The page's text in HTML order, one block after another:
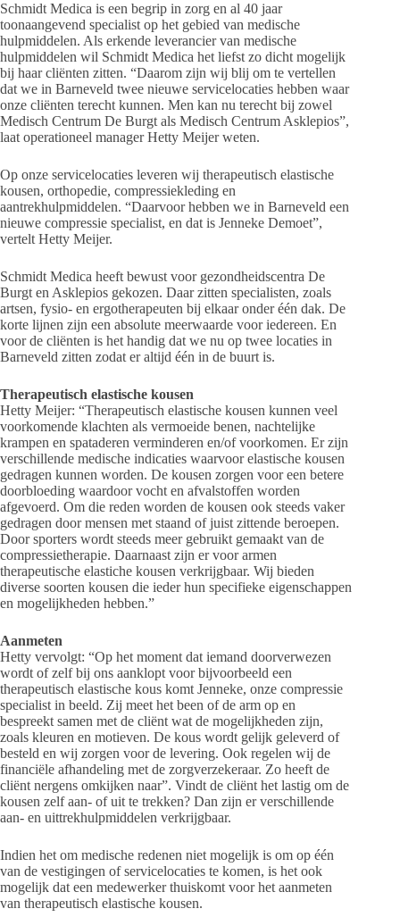
Schmidt Medica is een begrip in zorg en al 40 jaar
toonaangevend specialist op het gebied van medische
hulpmiddelen. Als erkende leverancier van medische
hulpmiddelen wil Schmidt Medica het liefst zo dicht mogelijk
bij haar cliënten zitten. “Daarom zijn wij blij om te vertellen
dat we in Barneveld twee nieuwe servicelocaties hebben waar
onze cliënten terecht kunnen. Men kan nu terecht bij zowel
Medisch Centrum De Burgt als Medisch Centrum Asklepios”,
laat operationeel manager Hetty Meijer weten.
Op onze servicelocaties leveren wij therapeutisch elastische
kousen, orthopedie, compressiekleding en
aantrekhulpmiddelen. “Daarvoor hebben we in Barneveld een
nieuwe compressie specialist, en dat is Jenneke Demoet”,
vertelt Hetty Meijer.
Schmidt Medica heeft bewust voor gezondheidscentra De
Burgt en Asklepios gekozen. Daar zitten specialisten, zoals
artsen, fysio- en ergotherapeuten bij elkaar onder één dak. De
korte lijnen zijn een absolute meerwaarde voor iedereen. En
voor de cliënten is het handig dat we nu op twee locaties in
Barneveld zitten zodat er altijd één in de buurt is.
Therapeutisch elastische kousen
Hetty Meijer: “Therapeutisch elastische kousen kunnen veel
voorkomende klachten als vermoeide benen, nachtelijke
krampen en spataderen verminderen en/of voorkomen. Er zijn
verschillende medische indicaties waarvoor elastische kousen
gedragen kunnen worden. De kousen zorgen voor een betere
doorbloeding waardoor vocht en afvalstoffen worden
afgevoerd. Om die reden worden de kousen ook steeds vaker
gedragen door mensen met staand of juist zittende beroepen.
Door sporters wordt steeds meer gebruikt gemaakt van de
compressietherapie. Daarnaast zijn er voor armen
therapeutische elastiche kousen verkrijgbaar. Wij bieden
diverse soorten kousen die ieder hun specifieke eigenschappen
en mogelijkheden hebben.”
Aanmeten
Hetty vervolgt: “Op het moment dat iemand doorverwezen
wordt of zelf bij ons aanklopt voor bijvoorbeeld een
therapeutisch elastische kous komt Jenneke, onze compressie
specialist in beeld. Zij meet het been of de arm op en
bespreekt samen met de cliënt wat de mogelijkheden zijn,
zoals kleuren en motieven. De kous wordt gelijk geleverd of
besteld en wij zorgen voor de levering. Ook regelen wij de
financiële afhandeling met de zorgverzekeraar. Zo heeft de
cliënt nergens omkijken naar”. Vindt de cliënt het lastig om de
kousen zelf aan- of uit te trekken? Dan zijn er verschillende
aan- en uittrekhulpmiddelen verkrijgbaar.
Indien het om medische redenen niet mogelijk is om op één
van de vestigingen of servicelocaties te komen, is het ook
mogelijk dat een medewerker thuiskomt voor het aanmeten
van therapeutisch elastische kousen.